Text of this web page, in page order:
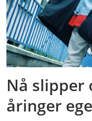
Nå slipper
åringer